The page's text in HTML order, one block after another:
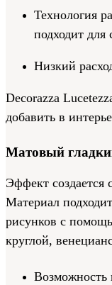
Технология
подходит для
Низкий
Decorazza
добавить в
Матовый
Эффект
Материал
рисунков с
круглой,
Возможность